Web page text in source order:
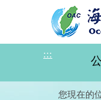
進入內容區塊
:::
您現在的
中央內容區